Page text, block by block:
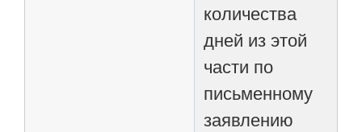
количества
дней из этой
части по
письменному
заявлению